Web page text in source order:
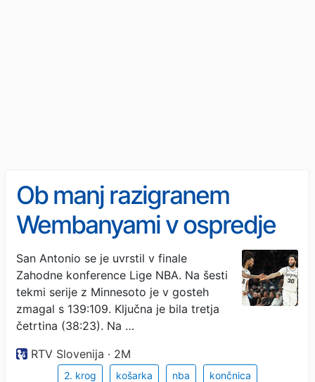
Ob manj razigranem
Wembanyami v ospredje
stopil Stephon Castle
San Antonio se je uvrstil v finale
Zahodne konference Lige NBA. Na šesti
tekmi serije z Minnesoto je v gosteh
zmagal s 139:109. Ključna je bila tretja
četrtina (38:23). Na …
RTV Slovenija · 2M
2. krog košarka nba končnica